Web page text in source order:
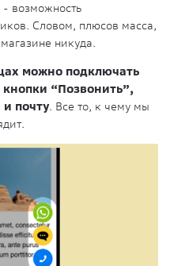
- возможность
Словом, плюсов масса,
никуда.
можно подключать
“Позвонить”,
почту. Все то, к чему мы